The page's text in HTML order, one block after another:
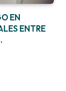
EN
ENTRE